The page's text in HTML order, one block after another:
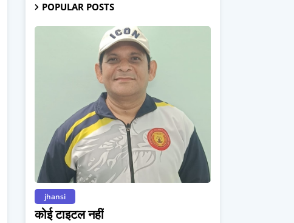
POPULAR POSTS
jhansi
कोई टाइटल नहीं